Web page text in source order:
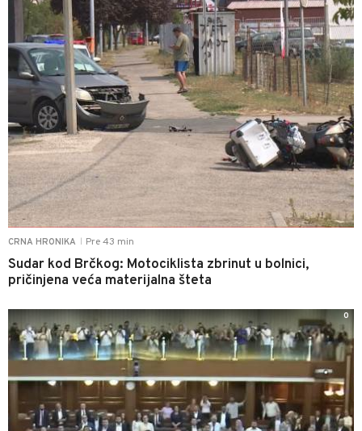
CRNA HRONIKA Pre 43 min
Sudar kod Brčkog: Motociklista zbrinut u bolnici,
pričinjena veća materijalna šteta
0